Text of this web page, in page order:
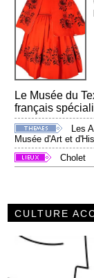
Le Musée du
français
Les
Musée d'Art et
Cholet
CULTURE